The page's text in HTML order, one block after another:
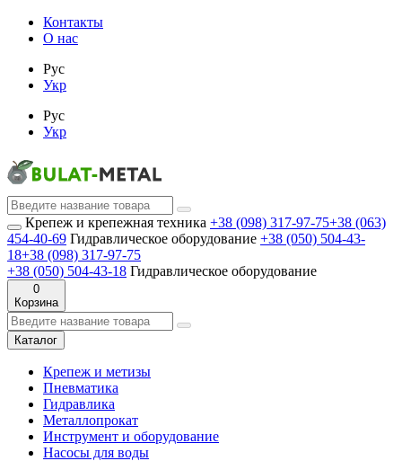
Контакты
О нас
Рус
Укр
Рус
Укр
Крепеж и крепежная техника +38 (098) 317-97-75+38 (063)
454-40-69 Гидравлическое оборудование +38 (050) 504-43-
18+38 (098) 317-97-75
+38 (050) 504-43-18 Гидравлическое оборудование
0
Корзина
Каталог
Крепеж и метизы
Пневматика
Гидравлика
Металлопрокат
Инструмент и оборудование
Насосы для воды